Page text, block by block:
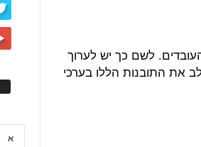
לשם כך יש לערוך
את התובנות הללו בערכי
א